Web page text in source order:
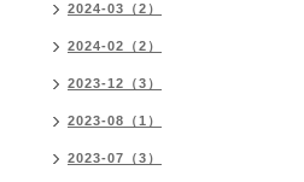
2024-03（2）
2024-02（2）
2023-12（3）
2023-08（1）
2023-07（3）